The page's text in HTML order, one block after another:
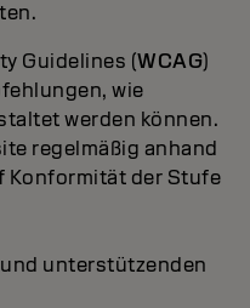
Guidelines (WCAG)
wie
werden können.
regelmäßig anhand
Konformität der Stufe
unterstützenden